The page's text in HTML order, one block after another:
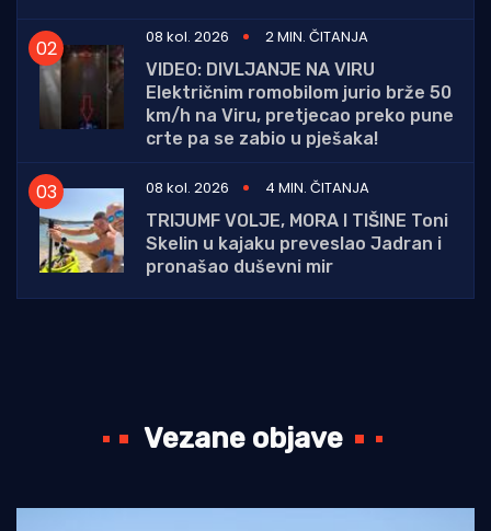
08 kol. 2026
2 MIN. ČITANJA
VIDEO: DIVLJANJE NA VIRU
Električnim romobilom jurio brže 50
km/h na Viru, pretjecao preko pune
crte pa se zabio u pješaka!
08 kol. 2026
4 MIN. ČITANJA
TRIJUMF VOLJE, MORA I TIŠINE Toni
Skelin u kajaku preveslao Jadran i
pronašao duševni mir
Vezane objave